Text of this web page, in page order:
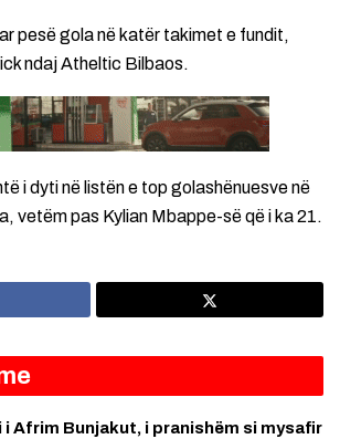
pesë gola në katër takimet e fundit,
ndaj Atheltic Bilbaos.
i dyti në listën e top golashënuesve në
vetëm pas Kylian Mbappe-së që i ka 21.
i Afrim Bunjakut, i pranishëm si mysafir